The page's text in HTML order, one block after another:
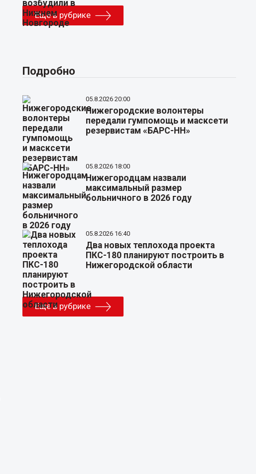
Еще в рубрике
Подробно
05.8.2026 20:00
Нижегородские волонтеры
передали гумпомощь и масксети
резервистам «БАРС-НН»
05.8.2026 18:00
Нижегородцам назвали
максимальный размер
больничного в 2026 году
05.8.2026 16:40
Два новых теплохода проекта
ПКС-180 планируют построить в
Нижегородской области
Еще в рубрике